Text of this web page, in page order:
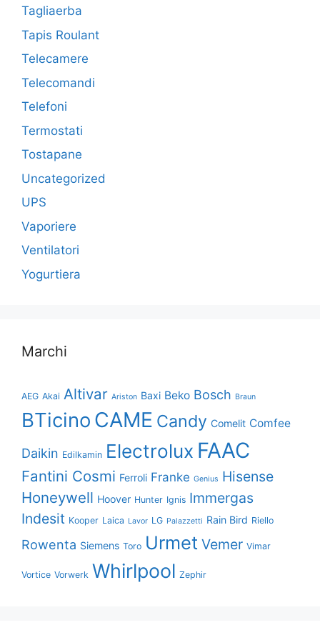
Tagliaerba
Tapis Roulant
Telecamere
Telecomandi
Telefoni
Termostati
Tostapane
Uncategorized
UPS
Vaporiere
Ventilatori
Yogurtiera
Marchi
AEG Akai Altivar Ariston Baxi Beko Bosch Braun
BTicino CAME Candy Comelit Comfee
Daikin Edilkamin Electrolux FAAC
Fantini Cosmi Ferroli Franke Genius Hisense
Honeywell Hoover Hunter Ignis Immergas
Indesit Kooper Laica Lavor LG Palazzetti Rain Bird Riello
Rowenta Siemens Toro Urmet Vemer Vimar
Vortice Vorwerk Whirlpool Zephir